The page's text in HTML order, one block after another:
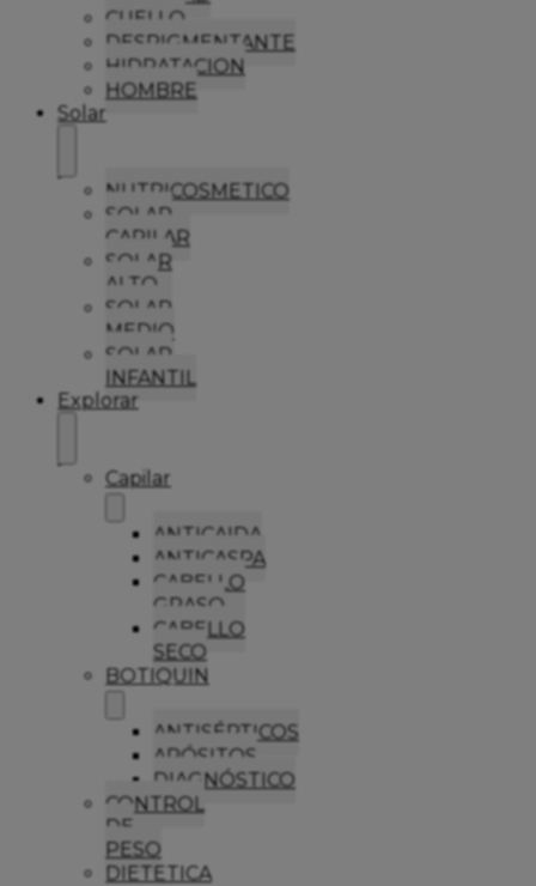
CUELLO
DESPIGMENTANTE
HIDRATACION
HOMBRE
Solar
NUTRICOSMETICO
SOLAR
CAPILAR
SOLAR
ALTO
SOLAR
MEDIO
SOLAR
INFANTIL
Explorar
Capilar
ANTICAIDA
ANTICASPA
CABELLO
GRASO
CABELLO
SECO
BOTIQUIN
ANTISÉPTICOS
APÓSITOS
DIAGNÓSTICO
CONTROL
DE
PESO
DIETETICA